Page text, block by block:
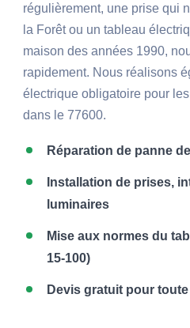
régulièrement, une prise qui
la Forêt ou un tableau
maison des années 1990,
rapidement. Nous réalisons
électrique obligatoire pour
dans le 77600.
Réparation de panne
Installation de prises,
luminaires
Mise aux normes du
15-100)
Devis gratuit pour